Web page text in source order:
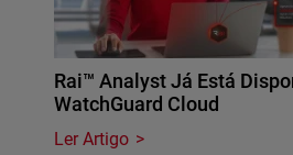
Rai™ Analyst Já Está
WatchGuard Cloud
Ler Artigo